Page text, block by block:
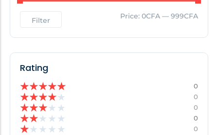
No Posts Found!
Filter Price: 0CFA — 999CFA
Rating
★★★★★ 0
★★★★★ 0
★★★★ ★ 0
★★★ ★ ★ 0
★★ ★ ★ ★ 0